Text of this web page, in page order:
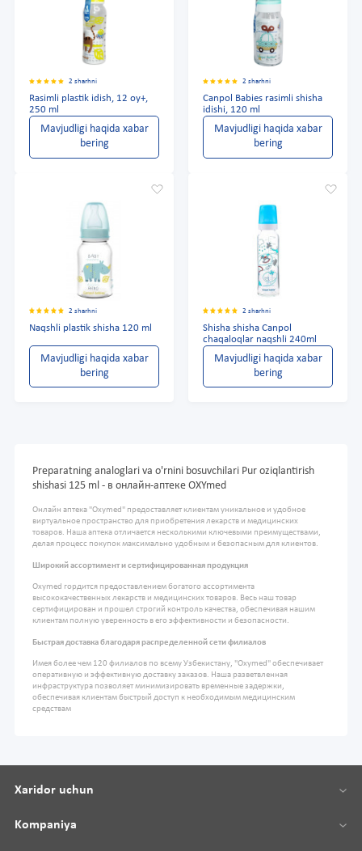
2 sharhni
Rasimli plastik idish, 12 oy+,
250 ml
Mavjudligi haqida xabar
bering
2 sharhni
Canpol Babies rasimli shisha
idishi, 120 ml
Mavjudligi haqida xabar
bering
2 sharhni
Naqshli plastik shisha 120 ml
Mavjudligi haqida xabar
bering
2 sharhni
Shisha shisha Canpol
chaqaloqlar naqshli 240ml
Mavjudligi haqida xabar
bering
Preparatning analoglari va o'rnini bosuvchilari Pur oziqlantirish
shishasi 125 ml - в онлайн-аптеке OXYmed
Онлайн аптека "Oxymed" предоставляет клиентам уникальное и удобное
виртуальное пространство для приобретения лекарств и медицинских
товаров. Наша аптека отличается несколькими ключевыми преимуществами,
делая процесс покупок максимально удобным и безопасным для клиентов.
Широкий ассортимент и сертифицированная продукция
Oxymed гордится предоставлением богатого ассортимента
высококачественных лекарств и медицинских товаров. Весь наш товар
сертифицирован и прошел строгий контроль качества, обеспечивая нашим
клиентам полную уверенность в его эффективности и безопасности.
Быстрая доставка благодаря распределенной сети филиалов
Имея более чем 120 филиалов по всему Узбекистану, "Oxymed" обеспечивает
оперативную и эффективную доставку заказов. Наша разветвленная
инфраструктура позволяет минимизировать временные задержки,
обеспечивая клиентам быстрый доступ к необходимым медицинским
средствам
Xaridor uchun
Kompaniya